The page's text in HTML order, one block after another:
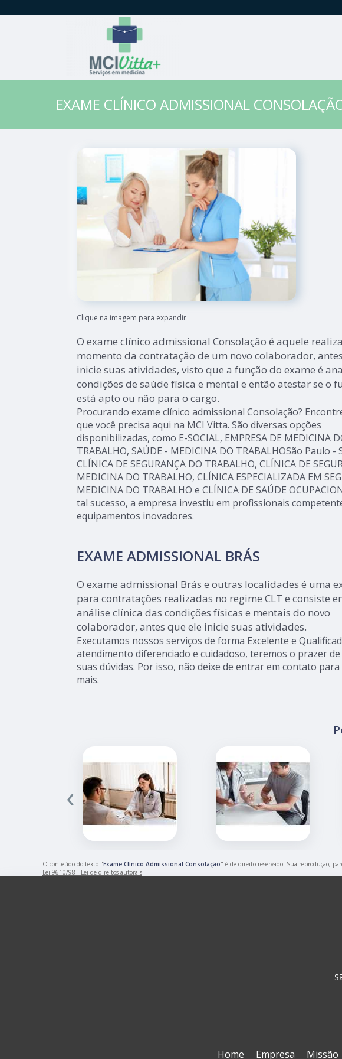
EXAME CLÍNICO ADMISSIONAL
Clique na imagem para expandir
O exame clínico admissional Consolação é aquele
momento da contratação de um novo colaborador,
inicie suas atividades, visto que a função do exame é
condições de saúde física e mental e então atestar se o
está apto ou não para o cargo.
Procurando exame clínico admissional Consolação?
que você precisa aqui na MCI Vitta. São diversas opções
disponibilizadas, como E-SOCIAL, EMPRESA DE MEDICINA
TRABALHO, SAÚDE - MEDICINA DO TRABALHOSão Paulo -
CLÍNICA DE SEGURANÇA DO TRABALHO, CLÍNICA DE
MEDICINA DO TRABALHO, CLÍNICA ESPECIALIZADA EM
MEDICINA DO TRABALHO e CLÍNICA DE SAÚDE
tal sucesso, a empresa investiu em profissionais
equipamentos inovadores.
EXAME ADMISSIONAL BRÁS
O exame admissional Brás e outras localidades é uma
para contratações realizadas no regime CLT e consiste
análise clínica das condições físicas e mentais do novo
colaborador, antes que ele inicie suas atividades.
Executamos nossos serviços de forma Excelente e
atendimento diferenciado e cuidadoso, teremos o prazer
suas dúvidas. Por isso, não deixe de entrar em contato
mais.
‹
O conteúdo do texto "Exame Clínico Admissional Consolação" é de direito reservado. Sua reprodução,
Lei 9610/98 - Lei de direitos autorais.
Home Empresa Missão